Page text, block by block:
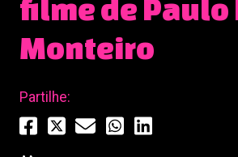
filme de Paulo
Monteiro
Partilhe: